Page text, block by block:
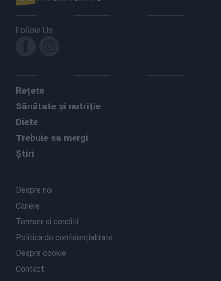
Follow Us
Rețete
Sănătate și nutriție
Diete
Trebuie sa mergi
Știri
Despre noi
Cariere
Termeni și condiții
Politica de confidențialitate
Despre cookie
Contact